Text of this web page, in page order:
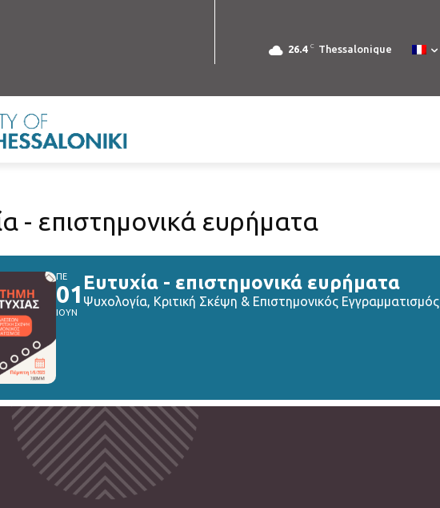
26.4 C Thessalonique
- επιστημονικά ευρήματα
ΠΕ
01
ΙΟΥΝ
Ευτυχία - επιστημονικά ευρήματα
Ψυχολογία, Κριτική Σκέψη & Επιστημονικός Εγγραμματισμός